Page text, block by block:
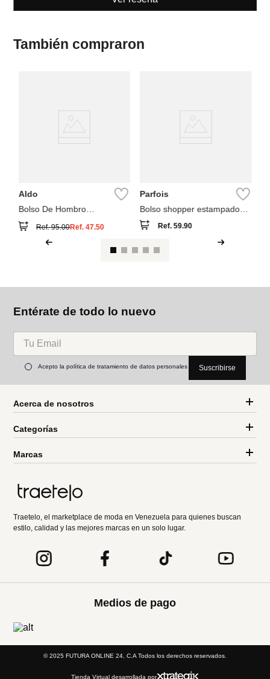
También compraron
Aldo
Bolso De Hombro
Ref.95.00Ref.47.50
Parfois
Bolso shopper estampado
con bolsa removible
Ref. 59.90
Entérate de todo lo nuevo
Acepto la política de tratamiento de datos personales Suscribirse
Acerca de nosotros
Categorías
Marcas
Traetelo, el marketplace de moda en Venezuela para quienes buscan
estilo, calidad y las mejores marcas en un solo lugar.
Medios de pago
© 2025 FUTURA ONLINE 24, C.A Todos los derechos reservados.
Tienda Virtual desarrollada por